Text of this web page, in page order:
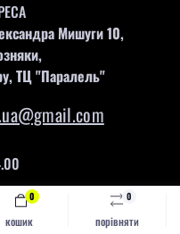
порівняти
0
кошик
0
Мишуги 10,
ТЦ "Паралель"